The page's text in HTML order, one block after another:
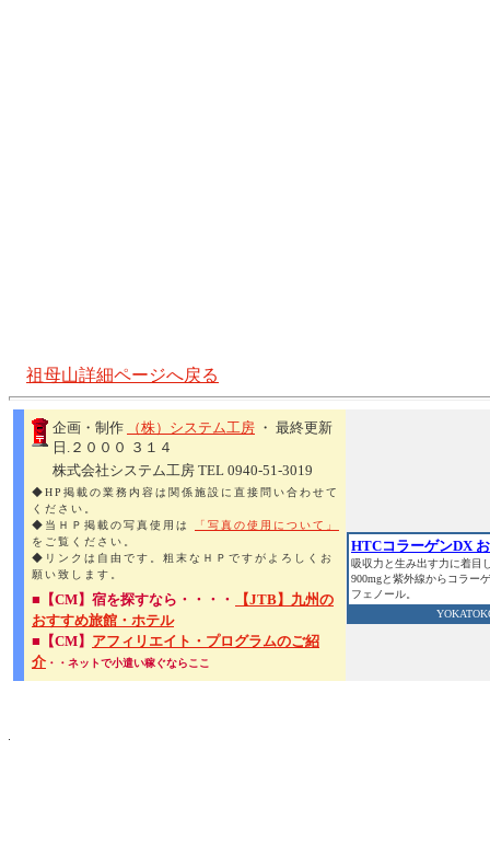
祖母山詳細ページへ戻る
企画・制作 （株）システム工房 ・ 最終更新
日.２０００ ３１４
株式会社システム工房 TEL 0940-51-3019
◆HP掲載の業務内容は関係施設に直接問い合わせて
ください。
◆当ＨＰ掲載の写真使用は
「写真の使用について」
をご覧ください。
◆リンクは自由です。粗末なＨＰですがよろしくお
願い致します。
■【CM】宿を探すなら・・・・
【JTB】九州の
おすすめ旅館・ホテル
■【CM】 アフィリエイト・プログラムのご紹
介 ・・ネットで小遣い稼ぐならここ
HTCコラーゲンDX
吸収力と生み出す力に着目
900mgと紫外線からコラー
フェノール。